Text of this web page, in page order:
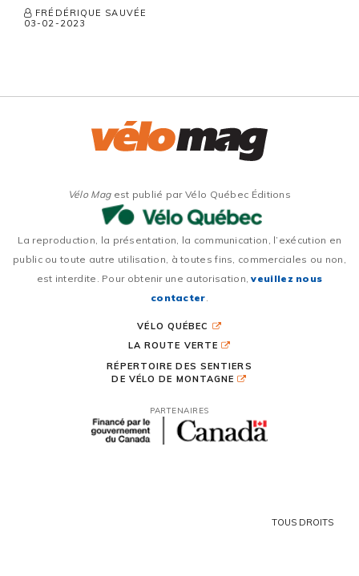
FRÉDÉRIQUE SAUVÉE
03-02-2023
Vélo Magest publié par Vélo Québec Éditions
La reproduction, la présentation, la communication, l’exécution en
public ou toute autre utilisation, à toutes fins, commerciales ou non,
est interdite. Pour obtenir une autorisation,veuillez nous
contacter
VÉLO QUÉBEC
LA ROUTE VERTE
RÉPERTOIRE DES SENTIERS
DE VÉLO DE MONTAGNE
PARTENAIRES
TOUS DROITS